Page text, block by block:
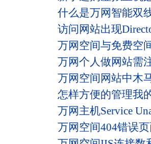
什么是万网智能双
访问网站出现
万网空间与免费空
万网个人做网站需
万网空间网站中木
怎样方便的管理我
万网主机Service
万网空间404错误